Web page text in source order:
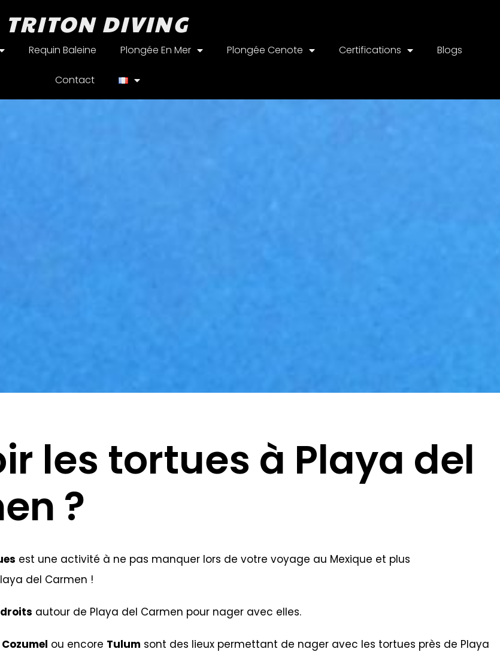
TRITON DIVING
Requin Baleine Plongée En Mer Plongée Cenote Certifications Blogs
Contact
les tortues à Playa del
?
est une activité à ne pas manquer lors de votre voyage au Mexique et plus
del Carmen !
autour de Playa del Carmen pour nager avec elles.
Cozumel ou encore Tulum sont des lieux permettant de nager avec les tortues près de Playa